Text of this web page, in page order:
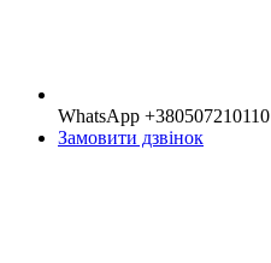
WhatsApp +380507210110
Замовити дзвінок